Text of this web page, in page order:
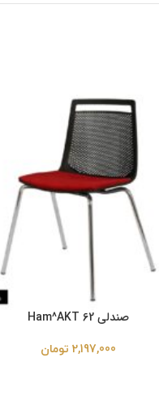
صندلی Ham^AKT 62
2,197,000 تومان